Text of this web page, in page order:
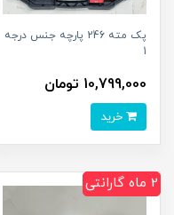
پک مته 246 پارچه جنس درجه
1
10,799,000 تومان
2 ماه گارانتی